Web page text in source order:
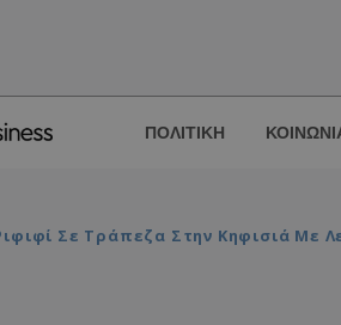
ΠΟΛΙΤΙΚΗ
Σε Τράπεζα Στην Κηφισιά Με